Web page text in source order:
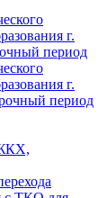
г.
период
г.
период